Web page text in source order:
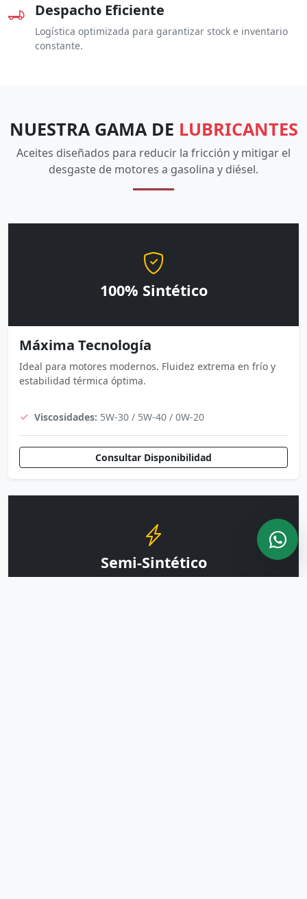
Despacho Eficiente
Logística optimizada para garantizar stock e inventario
constante.
NUESTRA GAMA DE LUBRICANTES
Aceites diseñados para reducir la fricción y mitigar el
desgaste de motores a gasolina y diésel.
100% Sintético
Máxima Tecnología
Ideal para motores modernos. Fluidez extrema en frío y
estabilidad térmica óptima.
Viscosidades: 5W-30 / 5W-40 / 0W-20
Consultar Disponibilidad
Semi-Sintético